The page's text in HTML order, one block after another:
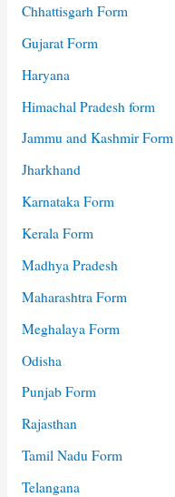
Chhattisgarh Form
Gujarat Form
Haryana
Himachal Pradesh form
Jammu and Kashmir Form
Jharkhand
Karnataka Form
Kerala Form
Madhya Pradesh
Maharashtra Form
Meghalaya Form
Odisha
Punjab Form
Rajasthan
Tamil Nadu Form
Telangana